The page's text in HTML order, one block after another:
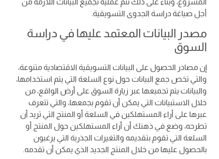
أجل صياغة دراسة الجدوى التسويقية.
مصدر البيانات المعتمد عليها في دراسة
السوق
إن مصادر الحصول على البيانات التسويقية الاقتصادية متنوعة،
والتي تخص جمع البيانات حول نوع السلعة التي يتم استخدامها،
والبيانات يتم تجميعها عبر زيارة السوق على أرض الواقع، من
خلال الاستبيانات التي يمكن أن تقوم بجمعها، والتي تتعرف
عبرها على أراء المستهلكين في السلعة أو المنتج التي تريد أن
تطرحه، وضع في ذهنك أن أراء المستهلكين حول المنتج أو
السلعة التي تقوم بتقديمه والتغيرات الجذرية التي يرغبون
بالحصول عليها من خلال المنتج الجديد الذي يمكن أن تقدمه.